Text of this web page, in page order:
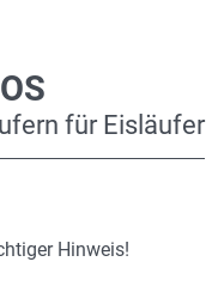
für Eisläufer
Hinweis!